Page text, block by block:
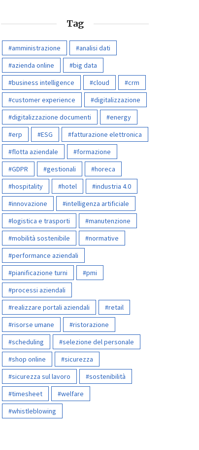
Tag
amministrazione
analisi dati
azienda online
big data
business intelligence
cloud
crm
customer experience
digitalizzazione
digitalizzazione documenti
energy
erp
ESG
fatturazione elettronica
flotta aziendale
formazione
GDPR
gestionali
horeca
hospitality
hotel
industria 4.0
innovazione
intelligenza artificiale
logistica e trasporti
manutenzione
mobilità sostenibile
normative
performance aziendali
pianificazione turni
pmi
processi aziendali
realizzare portali aziendali
retail
risorse umane
ristorazione
scheduling
selezione del personale
shop online
sicurezza
sicurezza sul lavoro
sostenibilità
timesheet
welfare
whistleblowing